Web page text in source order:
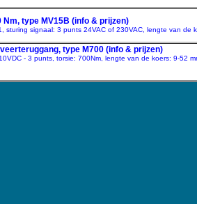
type MV15B (info & prijzen)
signaal: 3 punts 24VAC of 230VAC, lengte van de
type M700 (info & prijzen)
- 3 punts, torsie: 700Nm, lengte van de koers: 9-52